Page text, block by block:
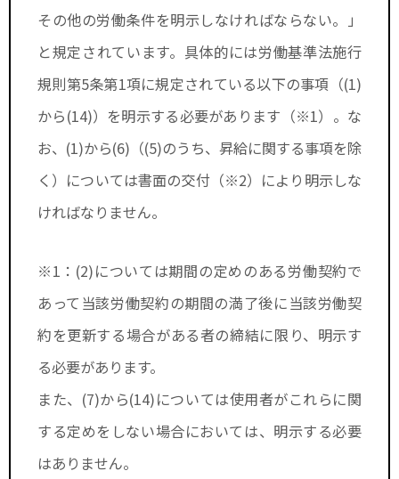
その他の労働条件を明示しなければならない。」
と規定されています。具体的には労働基準法施行
規則第5条第1項に規定されている以下の事項（(1)
から(14)）を明示する必要があります（※1）。な
お、(1)から(6)（(5)のうち、昇給に関する事項を除
く）については書面の交付（※2）により明示しな
ければなりません。
※1：(2)については期間の定めのある労働契約で
あって当該労働契約の期間の満了後に当該労働契
約を更新する場合がある者の締結に限り、明示す
る必要があります。
また、(7)から(14)については使用者がこれらに関
する定めをしない場合においては、明示する必要
はありません。